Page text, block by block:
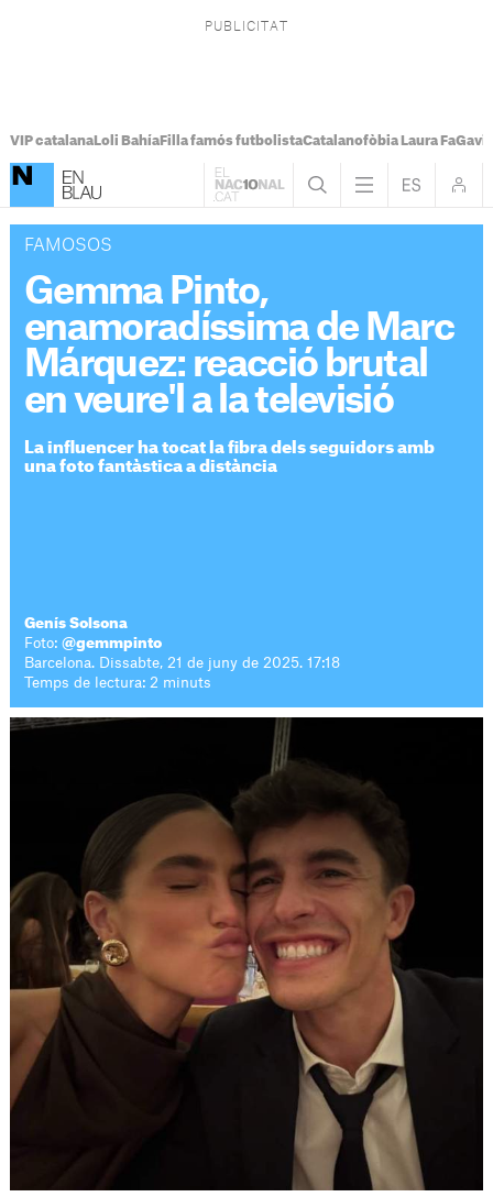
VIP catalanaLoli BahíaFilla famós futbolistaCatalanofòbia Laura FaGavi
FAMOSOS
Gemma Pinto,
enamoradíssima de Marc
Márquez: reacció brutal
en veure'l a la televisió
La influencer ha tocat la fibra dels seguidors amb
una foto fantàstica a distància
Genís Solsona
Foto:@gemmpinto
Barcelona. Dissabte, 21 de juny de 2025. 17:18
Temps de lectura: 2 minuts